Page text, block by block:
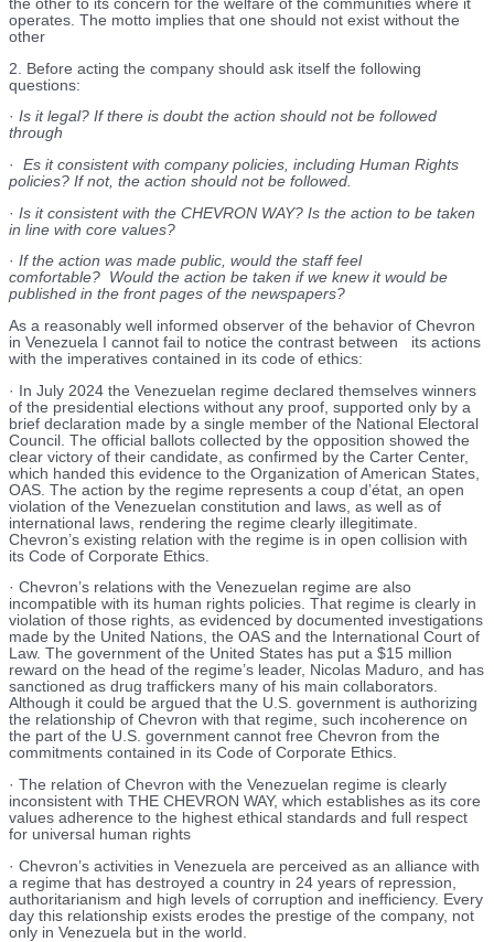
the other to its concern for the welfare of the communities where it
operates. The motto implies that one should not exist without the
other
2. Before acting the company should ask itself the following
questions:
· Is it legal? If there is doubt the action should not be followed
through
· Es it consistent with company policies, including Human Rights
policies? If not, the action should not be followed.
· Is it consistent with the CHEVRON WAY? Is the action to be taken
in line with core values?
· If the action was made public, would the staff feel
comfortable? Would the action be taken if we knew it would be
published in the front pages of the newspapers?
As a reasonably well informed observer of the behavior of Chevron
in Venezuela I cannot fail to notice the contrast between its actions
with the imperatives contained in its code of ethics:
· In July 2024 the Venezuelan regime declared themselves winners
of the presidential elections without any proof, supported only by a
brief declaration made by a single member of the National Electoral
Council. The official ballots collected by the opposition showed the
clear victory of their candidate, as confirmed by the Carter Center,
which handed this evidence to the Organization of American States,
OAS. The action by the regime represents a coup d’état, an open
violation of the Venezuelan constitution and laws, as well as of
international laws, rendering the regime clearly illegitimate.
Chevron’s existing relation with the regime is in open collision with
its Code of Corporate Ethics.
· Chevron’s relations with the Venezuelan regime are also
incompatible with its human rights policies. That regime is clearly in
violation of those rights, as evidenced by documented investigations
made by the United Nations, the OAS and the International Court of
Law. The government of the United States has put a $15 million
reward on the head of the regime’s leader, Nicolas Maduro, and has
sanctioned as drug traffickers many of his main collaborators.
Although it could be argued that the U.S. government is authorizing
the relationship of Chevron with that regime, such incoherence on
the part of the U.S. government cannot free Chevron from the
commitments contained in its Code of Corporate Ethics.
· The relation of Chevron with the Venezuelan regime is clearly
inconsistent with THE CHEVRON WAY, which establishes as its core
values adherence to the highest ethical standards and full respect
for universal human rights
· Chevron’s activities in Venezuela are perceived as an alliance with
a regime that has destroyed a country in 24 years of repression,
authoritarianism and high levels of corruption and inefficiency. Every
day this relationship exists erodes the prestige of the company, not
only in Venezuela but in the world.